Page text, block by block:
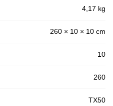
4,17 kg
260 × 10 × 10 cm
10
260
TX50